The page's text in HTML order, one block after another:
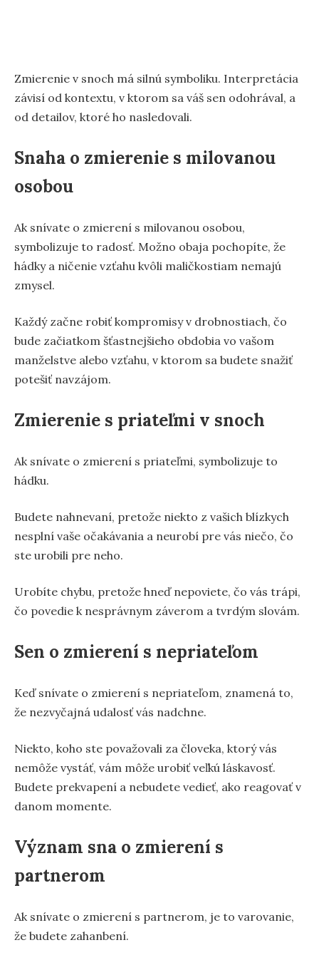
Zmierenie v snoch má silnú symboliku. Interpretácia
závisí od kontextu, v ktorom sa váš sen odohrával, a
od detailov, ktoré ho nasledovali.
Snaha o zmierenie s milovanou
osobou
Ak snívate o zmierení s milovanou osobou,
symbolizuje to radosť. Možno obaja pochopíte, že
hádky a ničenie vzťahu kvôli maličkostiam nemajú
zmysel.
Každý začne robiť kompromisy v drobnostiach, čo
bude začiatkom šťastnejšieho obdobia vo vašom
manželstve alebo vzťahu, v ktorom sa budete snažiť
potešiť navzájom.
Zmierenie s priateľmi v snoch
Ak snívate o zmierení s priateľmi, symbolizuje to
hádku.
Budete nahnevaní, pretože niekto z vašich blízkych
nesplní vaše očakávania a neurobí pre vás niečo, čo
ste urobili pre neho.
Urobíte chybu, pretože hneď nepoviete, čo vás trápi,
čo povedie k nesprávnym záverom a tvrdým slovám.
Sen o zmierení s nepriateľom
Keď snívate o zmierení s nepriateľom, znamená to,
že nezvyčajná udalosť vás nadchne.
Niekto, koho ste považovali za človeka, ktorý vás
nemôže vystáť, vám môže urobiť veľkú láskavosť.
Budete prekvapení a nebudete vedieť, ako reagovať v
danom momente.
Význam sna o zmierení s
partnerom
Ak snívate o zmierení s partnerom, je to varovanie,
že budete zahanbení.